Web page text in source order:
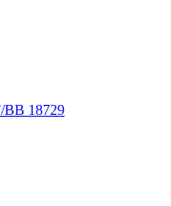
18729